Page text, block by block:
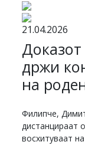
21.04.2026
држи
на
Филипче,
дистанцираат
восхитуваат